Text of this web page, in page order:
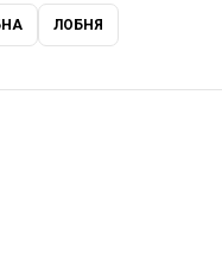
ЛОБНЯ